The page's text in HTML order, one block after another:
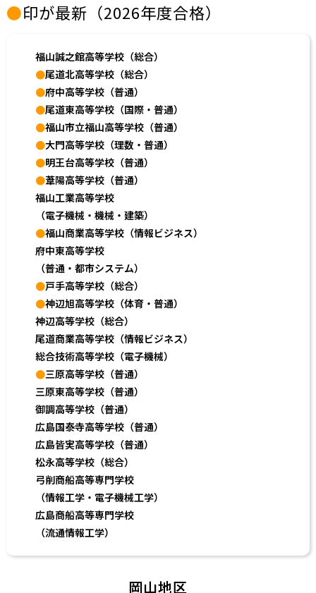
●印が最新（2026年度合格）
福山誠之館高等学校（総合）
●尾道北高等学校（総合）
●府中高等学校（普通）
●尾道東高等学校（国際・普通）
●福山市立福山高等学校（普通）
●大門高等学校（理数・普通）
●明王台高等学校（普通）
●葦陽高等学校（普通）
福山工業高等学校
（電子機械・機械・建築）
●福山商業高等学校（情報ビジネス）
府中東高等学校
（普通・都市システム）
●戸手高等学校（総合）
●神辺旭高等学校（体育・普通）
神辺高等学校（総合）
尾道商業高等学校（情報ビジネス）
総合技術高等学校（電子機械）
●三原高等学校（普通）
三原東高等学校（普通）
御調高等学校（普通）
広島国泰寺高等学校（普通）
広島皆実高等学校（普通）
松永高等学校（総合）
弓削商船高等専門学校
（情報工学・電子機械工学）
広島商船高等専門学校
（流通情報工学）
岡山地区